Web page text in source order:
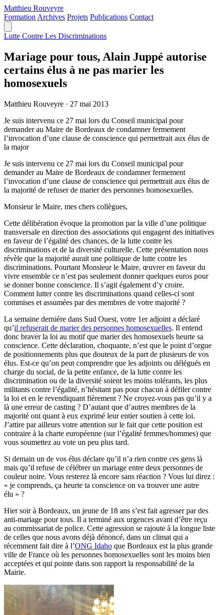
Matthieu Rouveyre
Formation Archives Projets Publications Contact
Lutte Contre Les Discriminations
Mariage pour tous, Alain Juppé autorise
certains élus à ne pas marier les
homosexuels
Matthieu Rouveyre · 27 mai 2013
Je suis intervenu ce 27 mai lors du Conseil municipal pour
demander au Maire de Bordeaux de condamner fermement
l’invocation d’une clause de conscience qui permettrait aux élus de
la major
Je suis intervenu ce 27 mai lors du Conseil municipal pour
demander au Maire de Bordeaux de condamner fermement
l’invocation d’une clause de conscience qui permettrait aux élus de
la majorité de refuser de marier des personnes homosexuelles.
Monsieur le Maire, mes chers collègues,
Cette délibération évoque la promotion par la ville d’une politique
transversale en direction des associations qui engagent des initiatives
en faveur de l’égalité des chances, de la lutte contre les
discriminations et de la diversité culturelle. Cette présentation nous
révèle que la majorité aurait une politique de lutte contre les
discriminations. Pourtant Monsieur le Maire, œuvrer en faveur du
vivre ensemble ce n’est pas seulement donner quelques euros pour
se donner bonne conscience. Il s’agit également d’y croire.
Comment lutter contre les discriminations quand celles-ci sont
commises et assumées par des membres de votre majorité ?
La semaine dernière dans Sud Ouest, votre 1er adjoint a déclaré
qu’il refuserait de marier des personnes homosexuelles. Il entend
donc braver la loi au motif que marier des homosexuels heurte sa
conscience. Cette déclaration, choquante, n’est que le point d’orgue
de positionnements plus que douteux de la part de plusieurs de vos
élus. Est-ce qu’on peut comprendre que les adjoints ou délégués en
charge du social, de la petite enfance, de la lutte contre les
discrimination ou de la diversité soient les moins tolérants, les plus
militants contre l’égalité, n’hésitant pas pour chacun à défiler contre
la loi et en le revendiquant fièrement ? Ne croyez-vous pas qu’il y a
là une erreur de casting ? D’autant que d’autres membres de la
majorité ont quant à eux exprimé leur entier soutien à cette loi.
J’attire par ailleurs votre attention sur le fait que cette position est
contraire à la charte européenne (sur l’égalité femmes/hommes) que
vous soumettez au vote un peu plus tard.
Si demain un de vos élus déclare qu’il n’a rien contre ces gens là
mais qu’il refuse de célébrer un mariage entre deux personnes de
couleur noire. Vous resterez là encore sans réaction ? Vous lui direz :
« je comprends, ça heurte ta conscience on va trouver une autre
élu » ?
Hier soir à Bordeaux, un jeune de 18 ans s’est fait agresser par des
anti-mariage pour tous. Il a terminé aux urgences avant d’être reçu
au commissariat de police. Cette agression se rajoute à la longue liste
de celles que nous avons déjà dénoncé, dans un climat qui a
récemment fait dire à l’ONG Idaho que Bordeaux est la plus grande
ville de France où les personnes homosexuelles sont les moins bien
acceptées et qui pointe dans son rapport la responsabilité de la
Mairie.